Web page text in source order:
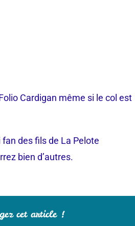
Cardigan même si le col est
des fils de La Pelote
bien d’autres.
cet article !